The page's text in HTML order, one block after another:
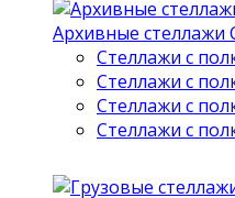
Архивные стеллажи
Стеллажи с
Стеллажи с
Стеллажи с
Стеллажи с